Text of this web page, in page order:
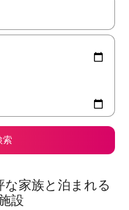
の矢印キーを使って移動するか
索
家族と泊まれる
設